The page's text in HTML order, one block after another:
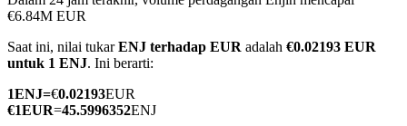
TradFi
€6.84M EUR
Saat ini, nilai tukarENJ terhadap EUR adalah €0.02193 EUR
untuk 1 ENJ. Ini berarti:
1ENJ=€0.02193EUR
€1EUR=45.5996352ENJ